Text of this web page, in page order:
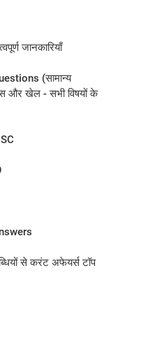
जानकारियाँ
(सामान्य
और खेल - सभी विषयों के
से करंट अफेयर्स टॉप